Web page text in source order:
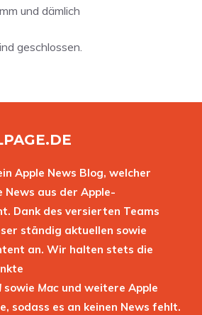
und dämlich
geschlossen.
Apple News Blog, welcher
aus der Apple-
Dank des versierten Teams
ständig aktuellen sowie
an. Wir halten stets die
sowie Mac und weitere Apple
sodass es an keinen News fehlt.